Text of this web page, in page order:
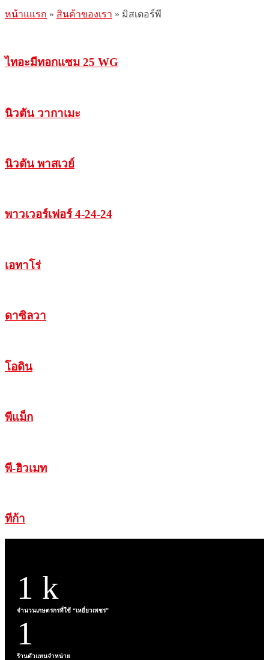
หน้าแแรก » สินค้าของเรา » มิสเตอร์พี
ไทอะมีทอกแซม 25 WG
นิวตัน วากาเมะ
นิวตัน พาสเวย์
พาวเวอร์เฟอร์ 4-24-24
เอทาโร่
ดาซิลวา
โอดิน
พีแม็ก
พี-ฮิวเมท
ทีก้า
1 k
จำนวนเกษตรกรที่ใช้ “เหยี่ยวเพชร”
1
ร้านตัวแทนจำหน่าย